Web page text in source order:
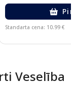
Standarta cena: 10.99 €
Veselība